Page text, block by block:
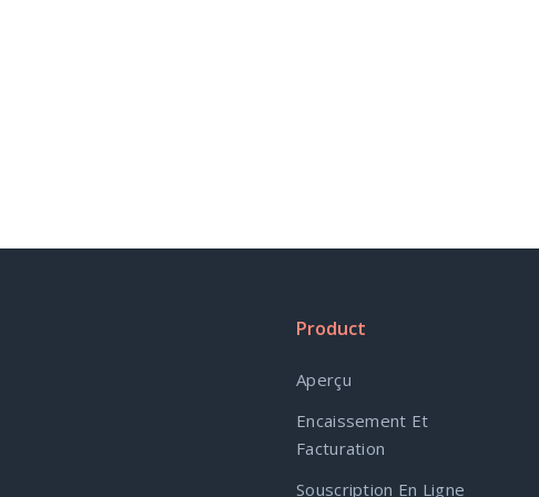
Product
Aperçu
Encaissement Et
Facturation
Souscription En Ligne